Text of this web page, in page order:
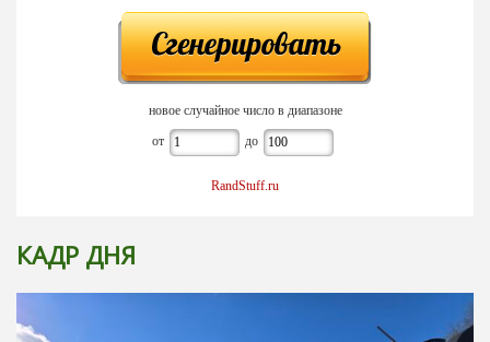
новое случайное число в диапазоне
от до
RandStuff.ru
КАДР ДНЯ